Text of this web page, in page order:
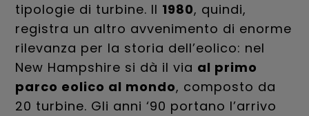
tipologie di turbine. Il 1980, quindi,
registra un altro avvenimento di enorme
rilevanza per la storia dell’eolico: nel
New Hampshire si dà il via al primo
parco eolico al mondo, composto da
20 turbine. Gli anni ‘90 portano l’arrivo